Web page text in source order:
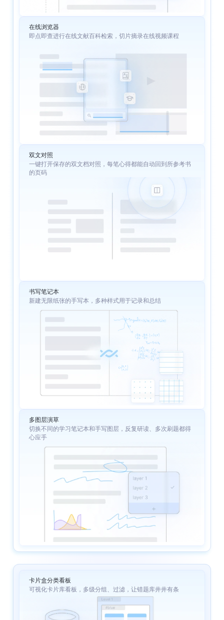
在线浏览器
即点即查进行在线文献百科检索，切片摘录在线视频课程
双文对照
一键打开保存的双文档对照，每笔心得都能自动回到所参考书
的页码
书写笔记本
新建无限纸张的手写本，多种样式用于记录和总结
多图层演草
切换不同的学习笔记本和手写图层，反复研读、多次刷题都得
心应手
卡片盒分类看板
可视化卡片库看板，多级分组、过滤，让错题库井井有条